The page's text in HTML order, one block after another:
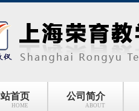
站首页
HOME
公司简介
ABOUT